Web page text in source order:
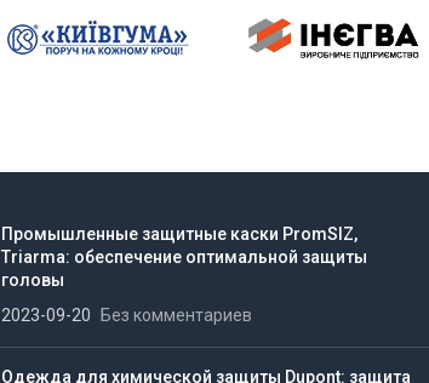
Промышленные защитные каски PromSIZ,
Triarma: обеспечение оптимальной защиты
головы
2023-09-20 Без комментариев
Одежда для химической защиты Dupont: защита